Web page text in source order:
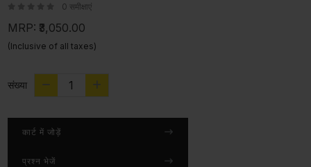
0 समीक्षाएं
MRP: ₹3,050.00
(Inclusive of all taxes)
संख्या
कार्ट में जोड़ें
प्रश्न भेजें